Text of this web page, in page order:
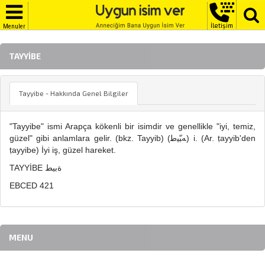
Menuler İletişim
TAYYIBE
Tayyibe - Hakkında Genel Bilgiler
"Tayyibe" ismi Arapça kökenli bir isimdir ve genellikle "iyi, temiz,
güzel" gibi anlamlara gelir. (bkz. Tayyib) (ﻪﺒّﻴﻃ) i. (Ar. ṭayyib'den
ṭayyibe) İyi iş, güzel hareket.
TAYYİBE ةبيط
EBCED 421
MENU